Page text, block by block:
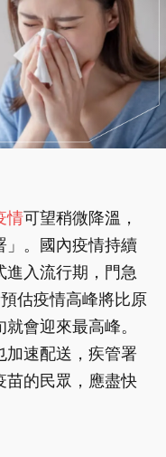
情可望稍微降溫，
」。國內疫情持續
進入流行期，門急
估疫情高峰將比原
會迎來最高峰。
加速配送，疾管署
苗的民眾，應盡快